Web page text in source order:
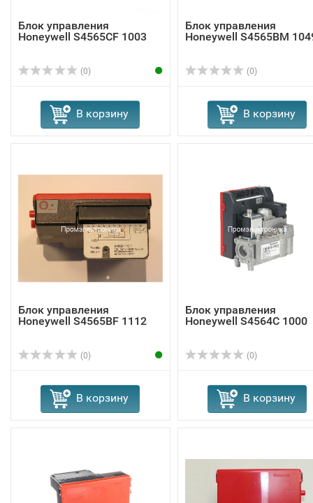
Блок управления
Honeywell S4565CF 1003
(0)
В корзину
Блок управления
Honeywell S4565BM
(0)
В корзину
Блок управления
Honeywell S4565BF 1112
(0)
В корзину
Блок управления
Honeywell S4564C 1000
(0)
В корзину